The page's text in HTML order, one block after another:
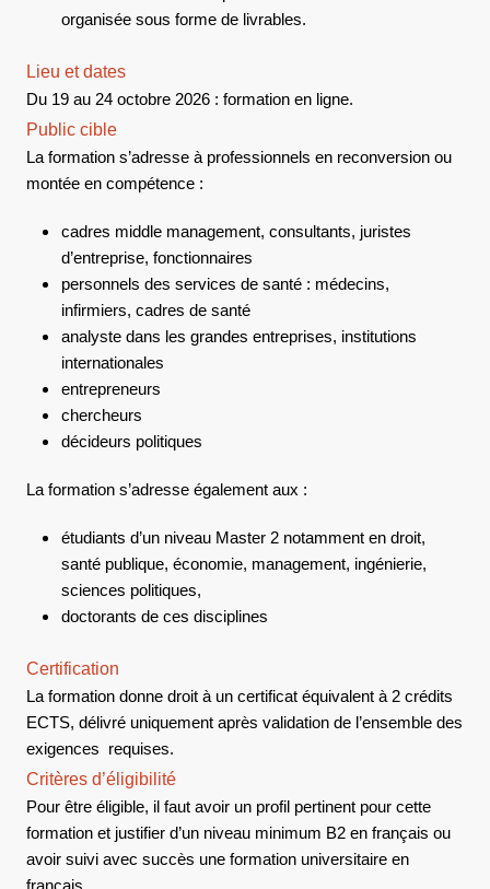
organisée sous forme de livrables.
Lieu et dates
Du 19 au 24 octobre 2026 : formation en ligne.
Public cible
La formation s’adresse à professionnels en reconversion ou
montée en compétence :
cadres middle management, consultants, juristes
d’entreprise, fonctionnaires
personnels des services de santé : médecins,
infirmiers, cadres de santé
analyste dans les grandes entreprises, institutions
internationales
entrepreneurs
chercheurs
décideurs politiques
La formation s’adresse également aux :
étudiants d’un niveau Master 2 notamment en droit,
santé publique, économie, management, ingénierie,
sciences politiques,
doctorants de ces disciplines
Certification
La formation donne droit à un certificat équivalent à 2 crédits
ECTS, délivré uniquement après validation de l’ensemble des
exigences requises.
Critères d’éligibilité
Pour être éligible, il faut avoir un profil pertinent pour cette
formation et justifier d’un niveau minimum B2 en français ou
avoir suivi avec succès une formation universitaire en
français.